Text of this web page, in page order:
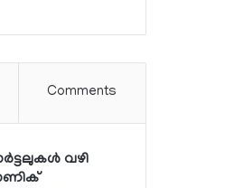
Comments
വഴി